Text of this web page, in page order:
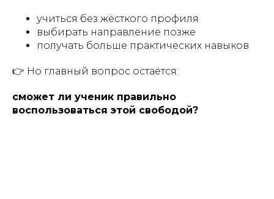
учиться без жёсткого профиля
выбирать направление позже
получать больше практических навыков
👉 Но главный вопрос остаётся:
сможет ли ученик правильно
воспользоваться этой свободой?